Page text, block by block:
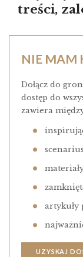
treści,
NIE MAM
Dołącz do
dostęp do
zawiera
artykuły
UZYSKAJ